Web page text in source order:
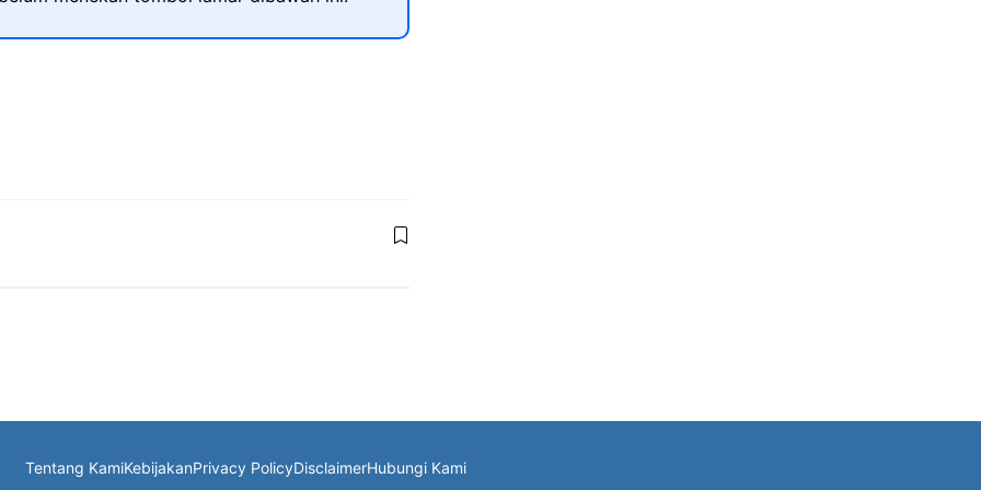
Tentang KamiKebijakanPrivacy PolicyDisclaimerHubungi Kami